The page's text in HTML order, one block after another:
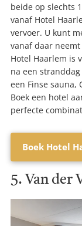
beide op slechts
vanaf Hotel
vervoer. U kunt
vanaf daar
Hotel Haarlem is
na een
een Finse sauna,
Boek een hotel
perfecte
Boek Hotel
5. Van der